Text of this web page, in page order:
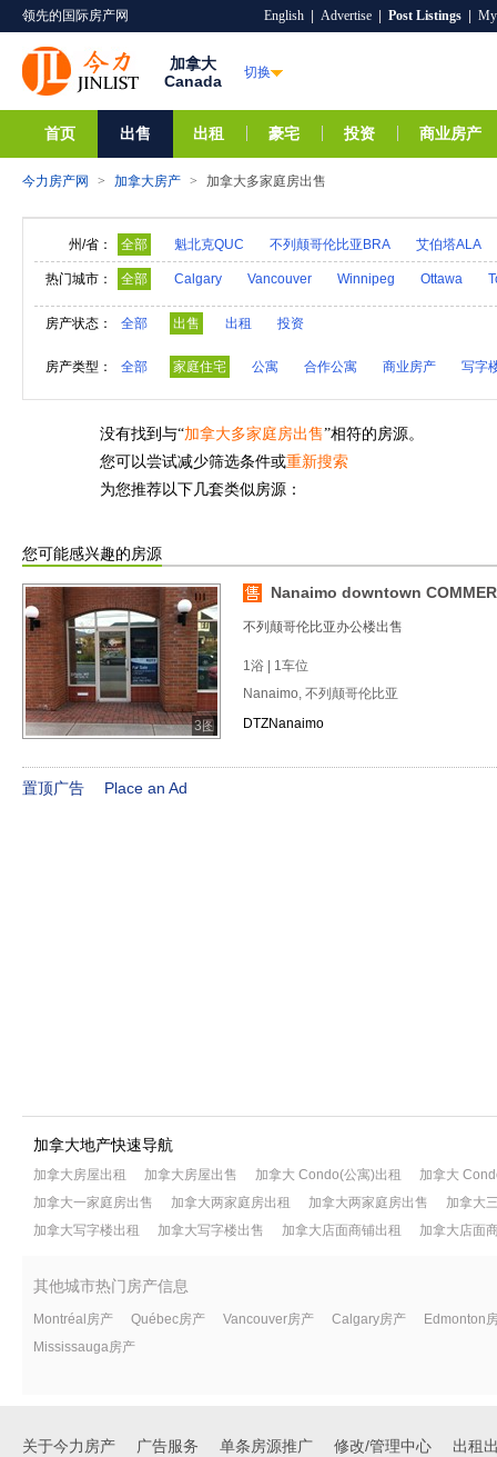
领先的国际房产网 English Advertise Post Listings
加拿大
Canada
切换
首页 出售 出租 豪宅 投资 商业房产
今力房产网 > 加拿大房产 > 加拿大多家庭房出售
州/省： 全部 魁北克QUC 不列颠哥伦比亚BRA 艾伯塔ALA
安大略ONO 新斯科舍NS 新不伦瑞克NB
热门城市： 全部 Calgary Vancouver Winnipeg Ottawa
房产状态： 全部 出售 出租 投资
房产类型： 全部 家庭住宅 公寓 合作公寓 商业房产 写字
没有找到与“加拿大多家庭房出售”相符的房源。
您可以尝试减少筛选条件或重新搜索
为您推荐以下几套类似房源：
您可能感兴趣的房源
3图
Nanaimo downtown
不列颠哥伦比亚办公楼出售
1浴 | 1车位
Nanaimo, 不列颠哥伦比亚
DTZNanaimo
置顶广告 Place an Ad
加拿大地产快速导航
加拿大房屋出租 加拿大房屋出售 加拿大 Condo(公寓)出租
加拿大
加拿大一家庭房出售
加拿大两家庭房出租 加拿大两家庭房出售
加拿大
加拿大写字楼出租
加拿大写字楼出售 加拿大店面商铺出租 加拿大店面
其他城市热门房产信息
Montréal房产 Québec房产 Vancouver房产 Calgary房产
Edmonton
Mississauga房产
关于今力房产 广告服务 单条房源推广 修改/管理中心 出租